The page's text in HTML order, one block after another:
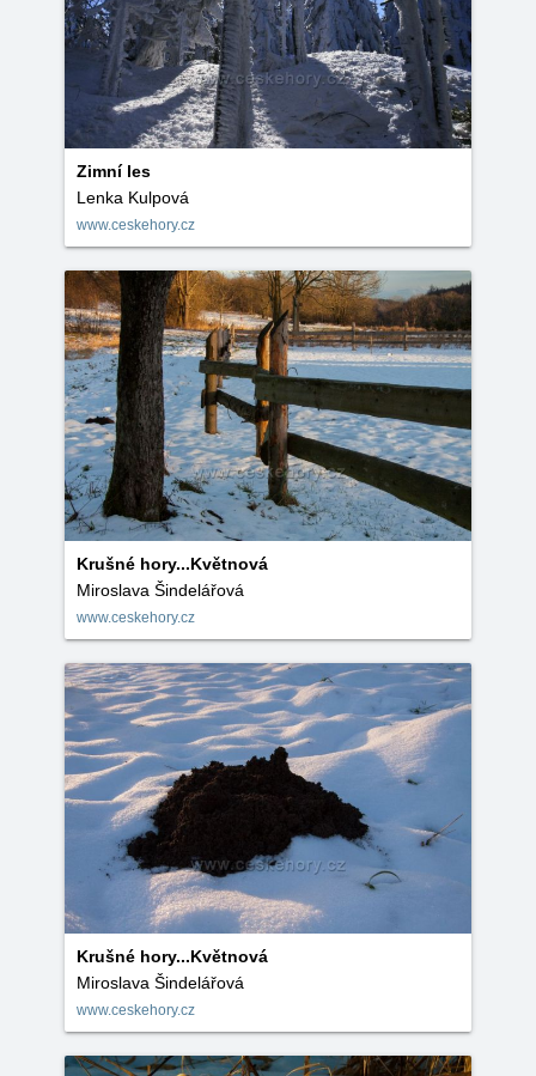
Zimní les
Lenka Kulpová
www.ceskehory.cz
Krušné hory...Květnová
Miroslava Šindelářová
www.ceskehory.cz
Krušné hory...Květnová
Miroslava Šindelářová
www.ceskehory.cz